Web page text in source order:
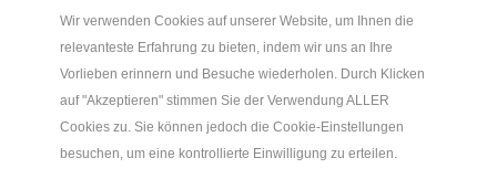
Wir verwenden Cookies auf unserer Website, um Ihnen die
relevanteste Erfahrung zu bieten, indem wir uns an Ihre
Vorlieben erinnern und Besuche wiederholen. Durch Klicken
auf "Akzeptieren" stimmen Sie der Verwendung ALLER
Cookies zu. Sie können jedoch die Cookie-Einstellungen
besuchen, um eine kontrollierte Einwilligung zu erteilen.